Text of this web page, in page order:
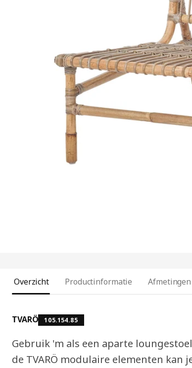
Image zoomed out, normal view
Overzicht Productinformatie Afmetingen
TVARÖ 105.154.85
Gebruik 'm als een aparte
de TVARÖ modulaire elementen kan